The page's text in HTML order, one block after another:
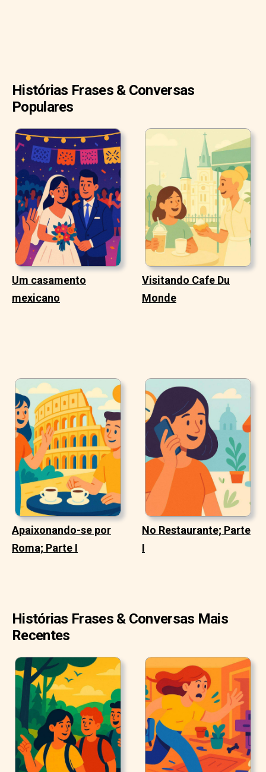
Histórias Frases & Conversas
Populares
Um casamento
mexicano
Visitando Cafe Du
Monde
Apaixonando-se por
Roma; Parte I
No Restaurante; Parte
I
Histórias Frases & Conversas Mais
Recentes